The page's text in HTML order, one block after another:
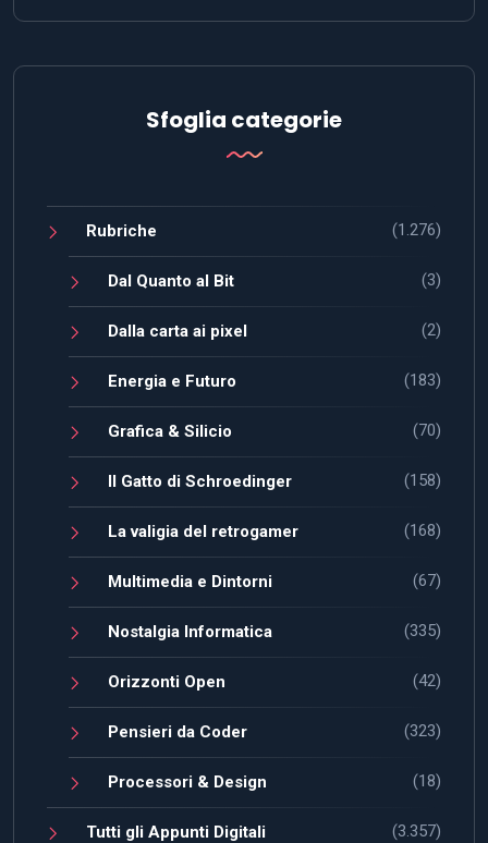
Sfoglia categorie
Rubriche (1.276)
Dal Quanto al Bit (3)
Dalla carta ai pixel (2)
Energia e Futuro (183)
Grafica & Silicio (70)
Il Gatto di Schroedinger (158)
La valigia del retrogamer (168)
Multimedia e Dintorni (67)
Nostalgia Informatica (335)
Orizzonti Open (42)
Pensieri da Coder (323)
Processori & Design (18)
Tutti gli Appunti Digitali (3.357)